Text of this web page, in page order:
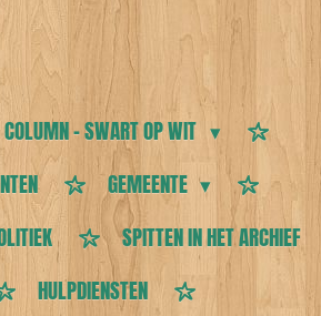
COLUMN - SWART OP WIT
GEMEENTE
SPITTEN IN HET ARCHIEF
HULPDIENSTEN